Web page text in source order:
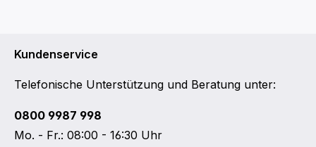
Kundenservice
Telefonische Unterstützung und Beratung unter:
0800 9987 998
Mo. - Fr.: 08:00 - 16:30 Uhr